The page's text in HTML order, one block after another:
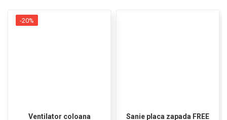
Ventilator coloana
-20%
Sanie placa zapada FREE